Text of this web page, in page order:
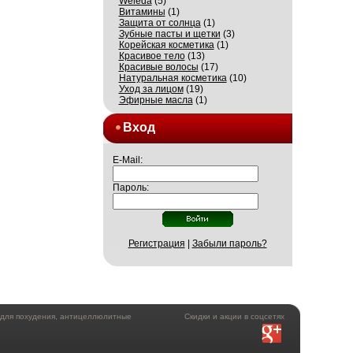
Витамины (1)
Защита от солнца(1)
Зубные пасты и щетки (3)
Корейская косметика(1)
Красивое тело(13)
Красивые волосы (17)
Натуральная косметика(10)
Уход за лицом(19)
Эфирные масла(1)
Вход
E-Mail:
Пароль:
Регистрация Забыли пароль?
Скидки и акции в соцсетях
похудения, антицеллюлитные